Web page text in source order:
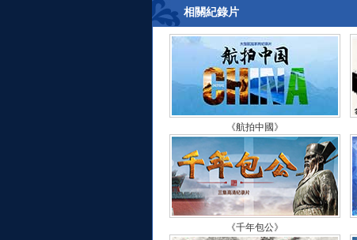
相關紀錄片
《航拍中國》
《千年包公》